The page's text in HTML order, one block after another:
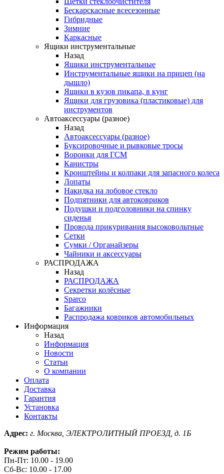
Бескарскасные всесезонные
Гибридные
Зимние
Каркасные
Ящики инструментальные
Назад
Ящики инструментальные
Инструментальные ящики на прицеп (на
дышло)
Ящики в кузов пикапа, в кунг
Ящики для грузовика (пластиковые) для
инструментов
Автоаксессуары (разное)
Назад
Автоаксессуары (разное)
Буксировочные и рывковые тросы
Воронки для ГСМ
Канистры
Кронштейны и колпаки для запасного колеса
Лопаты
Накидка на лобовое стекло
Подпятники для автоковриков
Подушки и подголовники на спинку
сиденья
Провода прикуривания высоковольтные
Сетки
Сумки / Органайзеры
Чайники и аксессуары
РАСПРОДАЖА
Назад
РАСПРОДАЖА
Секретки колёсные
Sparco
Багажники
Распродажа ковриков автомобильных
Информация
Назад
Информация
Новости
Статьи
О компании
Оплата
Доставка
Гарантия
Установка
Контакты
Адрес: г. Москва, ЭЛЕКТРОЛИТНЫЙ ПРОЕЗД, д. 1Б
Режим работы:
Пн-Пт: 10.00 - 19.00
Сб-Вс: 10.00 - 17.00